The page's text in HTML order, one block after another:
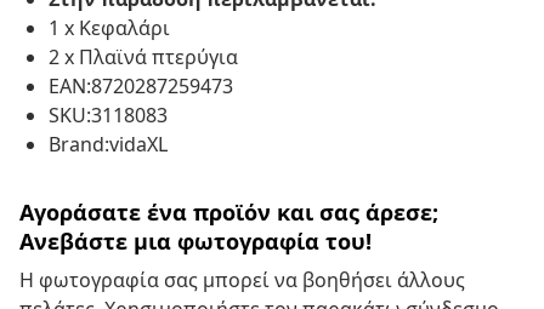
1 x Κεφαλάρι
2 x Πλαϊνά πτερύγια
EAN:8720287259473
SKU:3118083
Brand:vidaXL
Αγοράσατε ένα προϊόν και σας άρεσε;
Ανεβάστε μια φωτογραφία του!
Η φωτογραφία σας μπορεί να βοηθήσει άλλους